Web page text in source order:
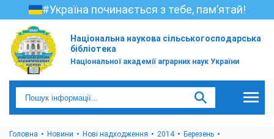
#Україна починається з тебе, пам’ятай!
Національна наукова сільськогосподарська
бібліотека
Національної академії аграрних наук України
Головна Новини Нові надходження 2014
Березень